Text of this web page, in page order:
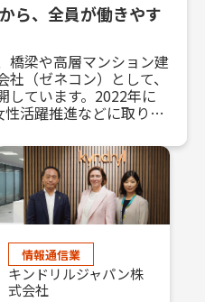
ら、 全員が働きやす
橋梁や高層マンション建
（ゼネコン）として、
しています。2022年に
活躍推進などに取り組
標ゴールドを2年連続取
社内の理解促進を進めて
おこなっているのかお話
情報通信業
キンドリルジャパン株
式会社